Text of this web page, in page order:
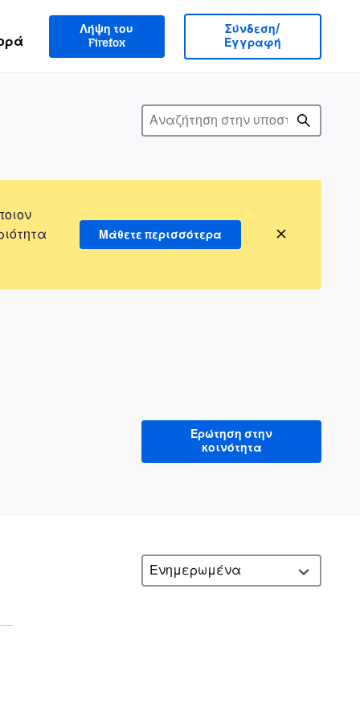
Λήψη του
Firefox
Σύνδεση/
Εγγραφή
Μάθετε περισσότερα
Ερώτηση στην
κοινότητα